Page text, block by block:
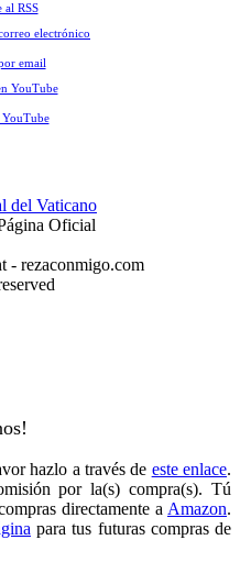
al RSS
email
YouTube
Oficial
- rezaconmigo.com
hazlo a través de este enlace.
por la(s) compra(s). Tú
directamente a Amazon.
para tus futuras compras de